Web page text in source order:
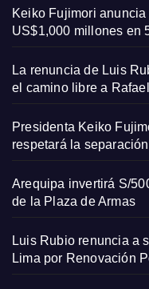
Keiko Fujimori
US$1,000 millones en
La renuncia de Luis
el camino libre a
Presidenta Keiko
respetará la
Arequipa invertirá S/
de la Plaza de Armas
Luis Rubio renuncia a
Lima por Renovación